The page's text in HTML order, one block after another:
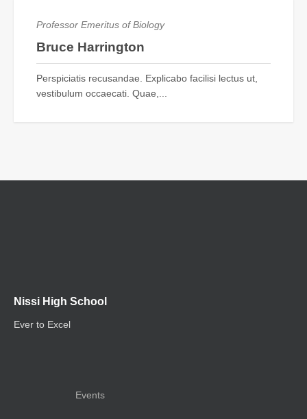
Professor Emeritus of Biology
Bruce Harrington
Perspiciatis recusandae. Explicabo facilisi lectus ut,
vestibulum occaecati. Quae,...
Nissi High School
Ever to Excel
Events